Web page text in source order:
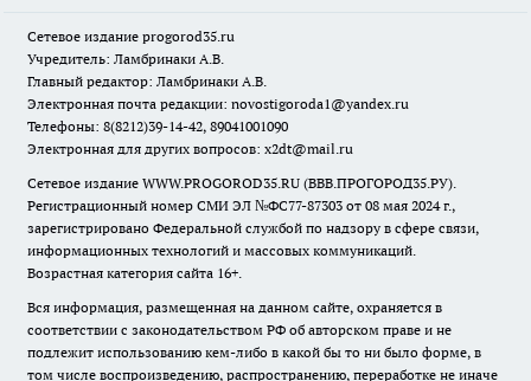
Сетевое издание progorod35.ru
Учредитель: Ламбринаки А.В.
Главный редактор: Ламбринаки А.В.
Электронная почта редакции: novostigoroda1@yandex.ru
Телефоны: 8(8212)39-14-42, 89041001090
Электронная для других вопросов: x2dt@mail.ru
Сетевое издание WWW.PROGOROD35.RU (ВВВ.ПРОГОРОД35.РУ).
Регистрационный номер СМИ ЭЛ №ФС77-87303 от 08 мая 2024 г.,
зарегистрировано Федеральной службой по надзору в сфере связи,
информационных технологий и массовых коммуникаций.
Возрастная категория сайта 16+.
Вся информация, размещенная на данном сайте, охраняется в
соответствии с законодательством РФ об авторском праве и не
подлежит использованию кем-либо в какой бы то ни было форме, в
том числе воспроизведению, распространению, переработке не иначе